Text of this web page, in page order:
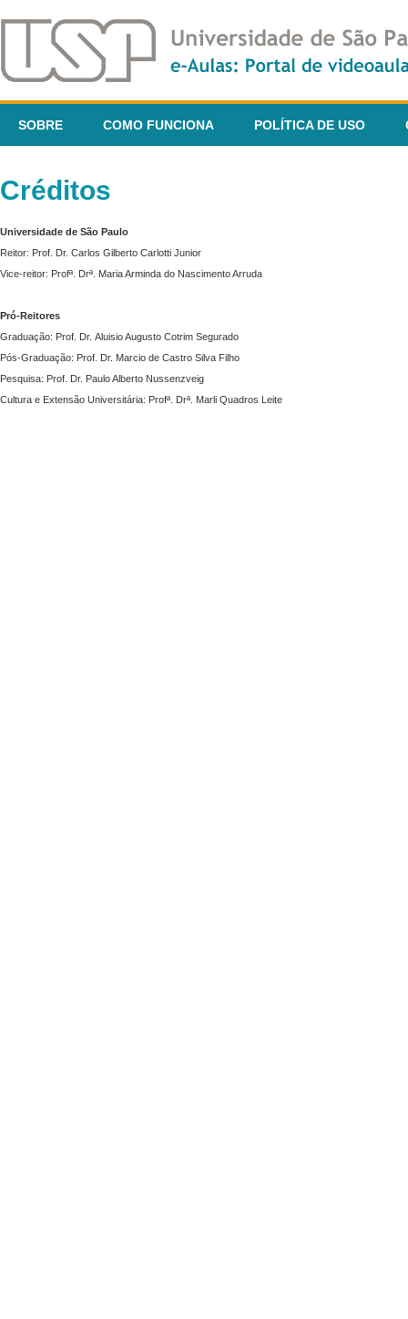
SOBRE COMO FUNCIONA POLÍTICA DE USO
Créditos
Universidade de São Paulo
Reitor: Prof. Dr. Carlos Gilberto Carlotti Junior
Vice-reitor: Profª. Drª. Maria Arminda do Nascimento Arruda
Pró-Reitores
Graduação: Prof. Dr. Aluisio Augusto Cotrim Segurado
Pós-Graduação: Prof. Dr. Marcio de Castro Silva Filho
Pesquisa: Prof. Dr. Paulo Alberto Nussenzveig
Cultura e Extensão Universitária: Profª. Drª. Marli Quadros Leite